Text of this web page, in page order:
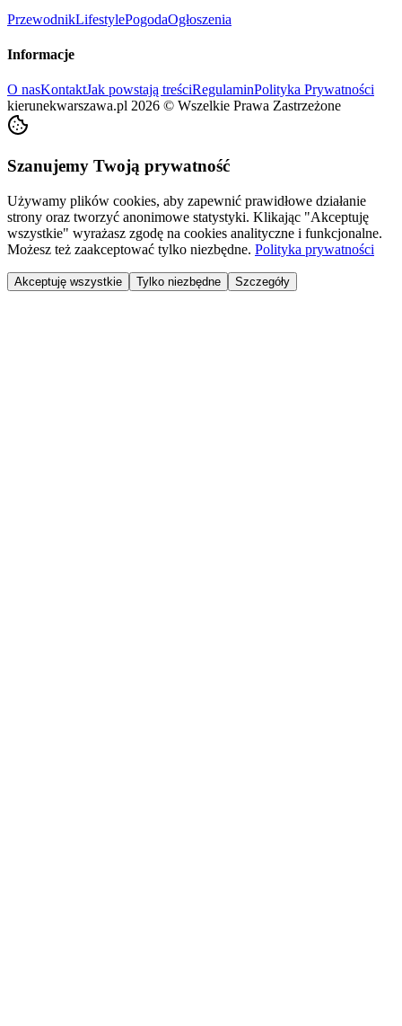
PrzewodnikLifestylePogodaOgłoszenia
Informacje
O nasKontaktJak powstają treściRegulaminPolityka Prywatności
kierunekwarszawa.pl 2026 © Wszelkie Prawa Zastrzeżone
Szanujemy Twoją prywatność
Używamy plików cookies, aby zapewnić prawidłowe działanie
strony oraz tworzyć anonimowe statystyki. Klikając "Akceptuję
wszystkie" wyrażasz zgodę na cookies analityczne i funkcjonalne.
Możesz też zaakceptować tylko niezbędne. Polityka prywatności
Akceptuję wszystkie Tylko niezbędne Szczegóły